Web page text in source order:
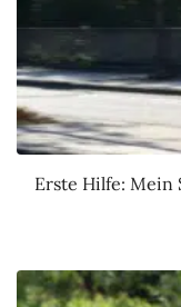
Erste Hilfe: Mein